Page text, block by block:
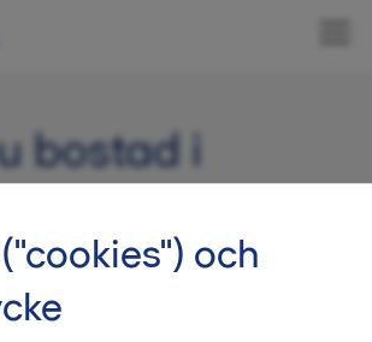
bostad i
bostadsrätt i
stadsdel Folkungavallen, missa
Atleten.
och